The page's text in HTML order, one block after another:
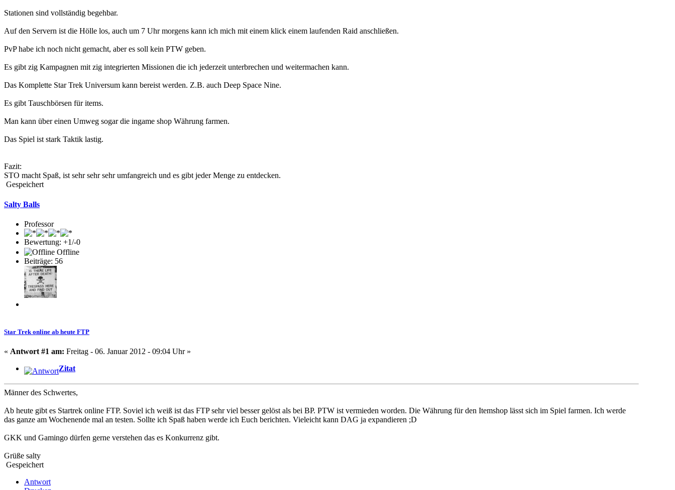
Stationen sind vollständig begehbar.
Auf den Servern ist die Hölle los, auch um 7 Uhr morgens kann ich mich mit einem klick einem laufenden Raid anschließen.
PvP habe ich noch nicht gemacht, aber es soll kein PTW geben.
Es gibt zig Kampagnen mit zig integrierten Missionen die ich jederzeit unterbrechen und weitermachen kann.
Das Komplette Star Trek Universum kann bereist werden. Z.B. auch Deep Space Nine.
Es gibt Tauschbörsen für items.
Man kann über einen Umweg sogar die ingame shop Währung farmen.
Das Spiel ist stark Taktik lastig.
Fazit:
STO macht Spaß, ist sehr sehr sehr umfangreich und es gibt jeder Menge zu entdecken.
Gespeichert
Salty Balls
Professor
Bewertung: +1/-0
Offline
Beiträge: 56
Star Trek online ab heute FTP
« Antwort #1 am: Freitag - 06. Januar 2012 - 09:04 Uhr »
Zitat
Männer des Schwertes,
Ab heute gibt es Startrek online FTP. Soviel ich weiß ist das FTP sehr viel besser gelöst als bei BP. PTW ist vermieden worden. Die Währung für den Itemshop lässt sich im Spiel farmen. Ich werde
das ganze am Wochenende mal an testen. Sollte ich Spaß haben werde ich Euch berichten. Vieleicht kann DAG ja expandieren ;D
GKK und Gamingo dürfen gerne verstehen das es Konkurrenz gibt.
Grüße salty
Gespeichert
Antwort